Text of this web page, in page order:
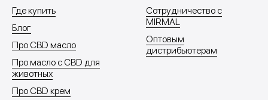
Где купить
Блог
Про CBD масло
Про масло с CBD для
животных
Про CBD крем
Сотрудничество с
MIRMAL
Оптовым
дистрибьютерам